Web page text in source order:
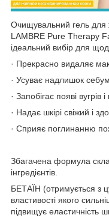
Очищувальний гель для
LAMBRE Pure Therapy
ідеальний вибір для
· Прекрасно видаляє
· Усуває надлишок
· Запобігає появі вугрів
· Надає шкірі свіжий і
· Сприяє поглинанню
Збагачена формула
інгредієнтів.
БЕТАЇН (отримується з
властивості якого
підвищує еластичність